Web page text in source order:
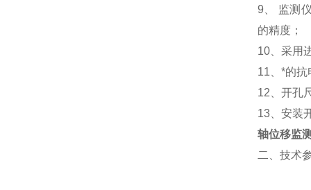
9、 监测
的精度；
10、采用
11、*的
12、开孔
13、安装
轴位移监
二、技术